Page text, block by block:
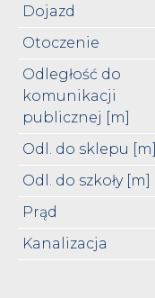
Dojazd
Otoczenie
Odległość do
komunikacji
publicznej [m]
Odl. do sklepu [m]
Odl. do szkoły [m]
Prąd
Kanalizacja